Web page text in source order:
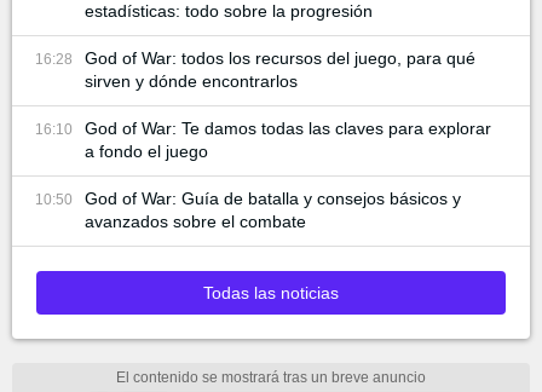
estadísticas: todo sobre la progresión
16:28
God of War: todos los recursos del juego, para qué
sirven y dónde encontrarlos
16:10
God of War: Te damos todas las claves para explorar
a fondo el juego
10:50
God of War: Guía de batalla y consejos básicos y
avanzados sobre el combate
Todas las noticias